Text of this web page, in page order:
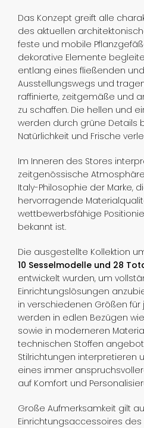
Das Konzept greift alle
des aktuellen
feste und mobile
dekorative Elemente
entlang eines fließenden
Ausstellungswegs und
raffinierte, zeitgemäße und
zu schaffen. Die hellen und
werden durch grüne Details
Natürlichkeit und Frische
Im Inneren des Stores
zeitgenössische
Italy-Philosophie der Marke,
hervorragende
wettbewerbsfähige
bekannt ist.
Die ausgestellte Kollektion
10 Sesselmodelle und 28
entwickelt wurden, um
Einrichtungslösungen
in verschiedenen Größen für
werden in edlen Bezügen
sowie in moderneren
technischen Stoffen
Stilrichtungen interpretieren
eines immer
auf Komfort und
Große Aufmerksamkeit gilt
Einrichtungsaccessoires des